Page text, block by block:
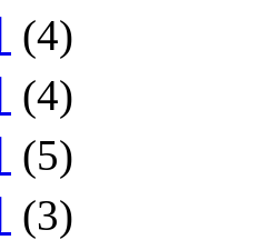
(4)
(4)
(5)
(3)